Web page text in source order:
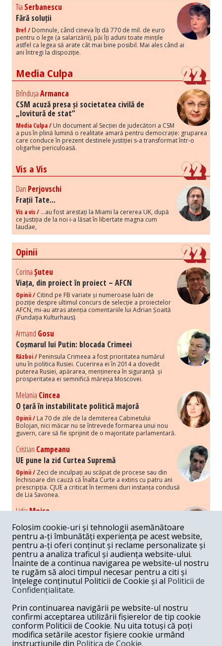
Tia Serbanescu
Fără soluții
Bref / Domnule, când cineva îți dă 770 de mil. de euro
pentru o lege (a salarizării), păi îți aduni toate mințile
astfel ca legea să arate cât mai bine posibil. Mai ales când ai
ani întregi la dispoziție.
Media Culpa
BrîndușaArmanca
CSM acuză presa și societatea civilă de
„lovitură de stat”
Media Culpa / Un document al Secției de judecători a CSM
a pus în plină lumină o realitate amară pentru democrație: gruparea
care conduce în prezent destinele justiției s-a transformat într-o
oligarhie periculoasă.
Vis a Vis
Dan Perjovschi
Frații Tate...
Vis a vis / ...au fost arestați la Miami la cererea UK, după
ce Justiția de la noi i-a lăsat în libertate magna cum
laudae,
Opinii
CorinaȘuteu
Viața, din proiect în proiect – AFCN
Opinii / Citind pe FB variate și numeroase luări de
poziție despre ultimul concurs de selecție a proiectelor
AFCN, mi-au atras atenția comentariile lui Adrian Șoaită
(Fundația Kulturhaus).
Armand Gosu
Coșmarul lui Putin: blocada Crimeei
Război / Peninsula Crimeea a fost prioritatea numărul
unu în politica Rusiei. Cucerirea ei în 2014 a dovedit
puterea Rusiei, apărarea, menținerea în siguranță și
prosperitatea ei semnifică măreția Moscovei.
Melania Cincea
O țară în instabilitate politică majoră
Opinii / La 70 de zile de la demiterea Cabinetului
Bolojan, nici măcar nu se întrevede formarea unui nou
guvern, care să fie sprijinit de o majoritate parlamentară.
Cristian Campeanu
UE pune la zid Curtea Supremă
Opinii / Zeci de inculpați au scăpat de procese sau din
închisoare din cauză că Înalta Curte a extins cu patru ani
prescripția. CJUE a criticat în termeni duri instanța condusă
de Lia Savonea.
LidiaMoise
Costurile economice ale haosului politic
Opinii / Economia nu poate rezista cu retorica falsă a
susținerii intereselor poporului, care, de fapt, ascunde
obsesia menținerii privilegiilor și a averilor unor caste.
Melania Cincea
Noi puseuri de xenofobie din partea românilor
„neaoși”
Periodic, în spațiul public sunt voci care lansează
mesaje xenofobe la adresa câte unui politician care deranjează un
anumit grup politico-mediatic, într-un anumit moment.
ArmandGosu
Unirea cu Moldova: modele istorice
Folosim cookie-uri și tehnologii asemănătoare
pentru a-ți îmbunătăți experiența pe acest website,
pentru a-ți oferi conținut și reclame personalizate și
pentru a analiza traficul și audiența website-ului.
Înainte de a continua navigarea pe website-ul nostru
te rugăm să aloci timpul necesar pentru a citi și
înțelege conținutul Politicii de Cookie și al Politicii de
Confidențialitate.
Prin continuarea navigării pe website-ul nostru
confirmi acceptarea utilizării fișierelor de tip cookie
conform Politicii de Cookie. Nu uita totuși că poți
modifica setările acestor fișiere cookie urmând
instrucțiunile din Politica de Cookie.